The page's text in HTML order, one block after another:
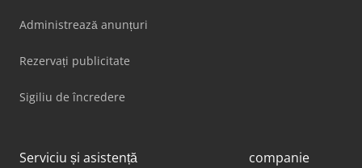
Administrează anunțuri
Rezervați publicitate
Sigiliu de încredere
Serviciu și asistență companie